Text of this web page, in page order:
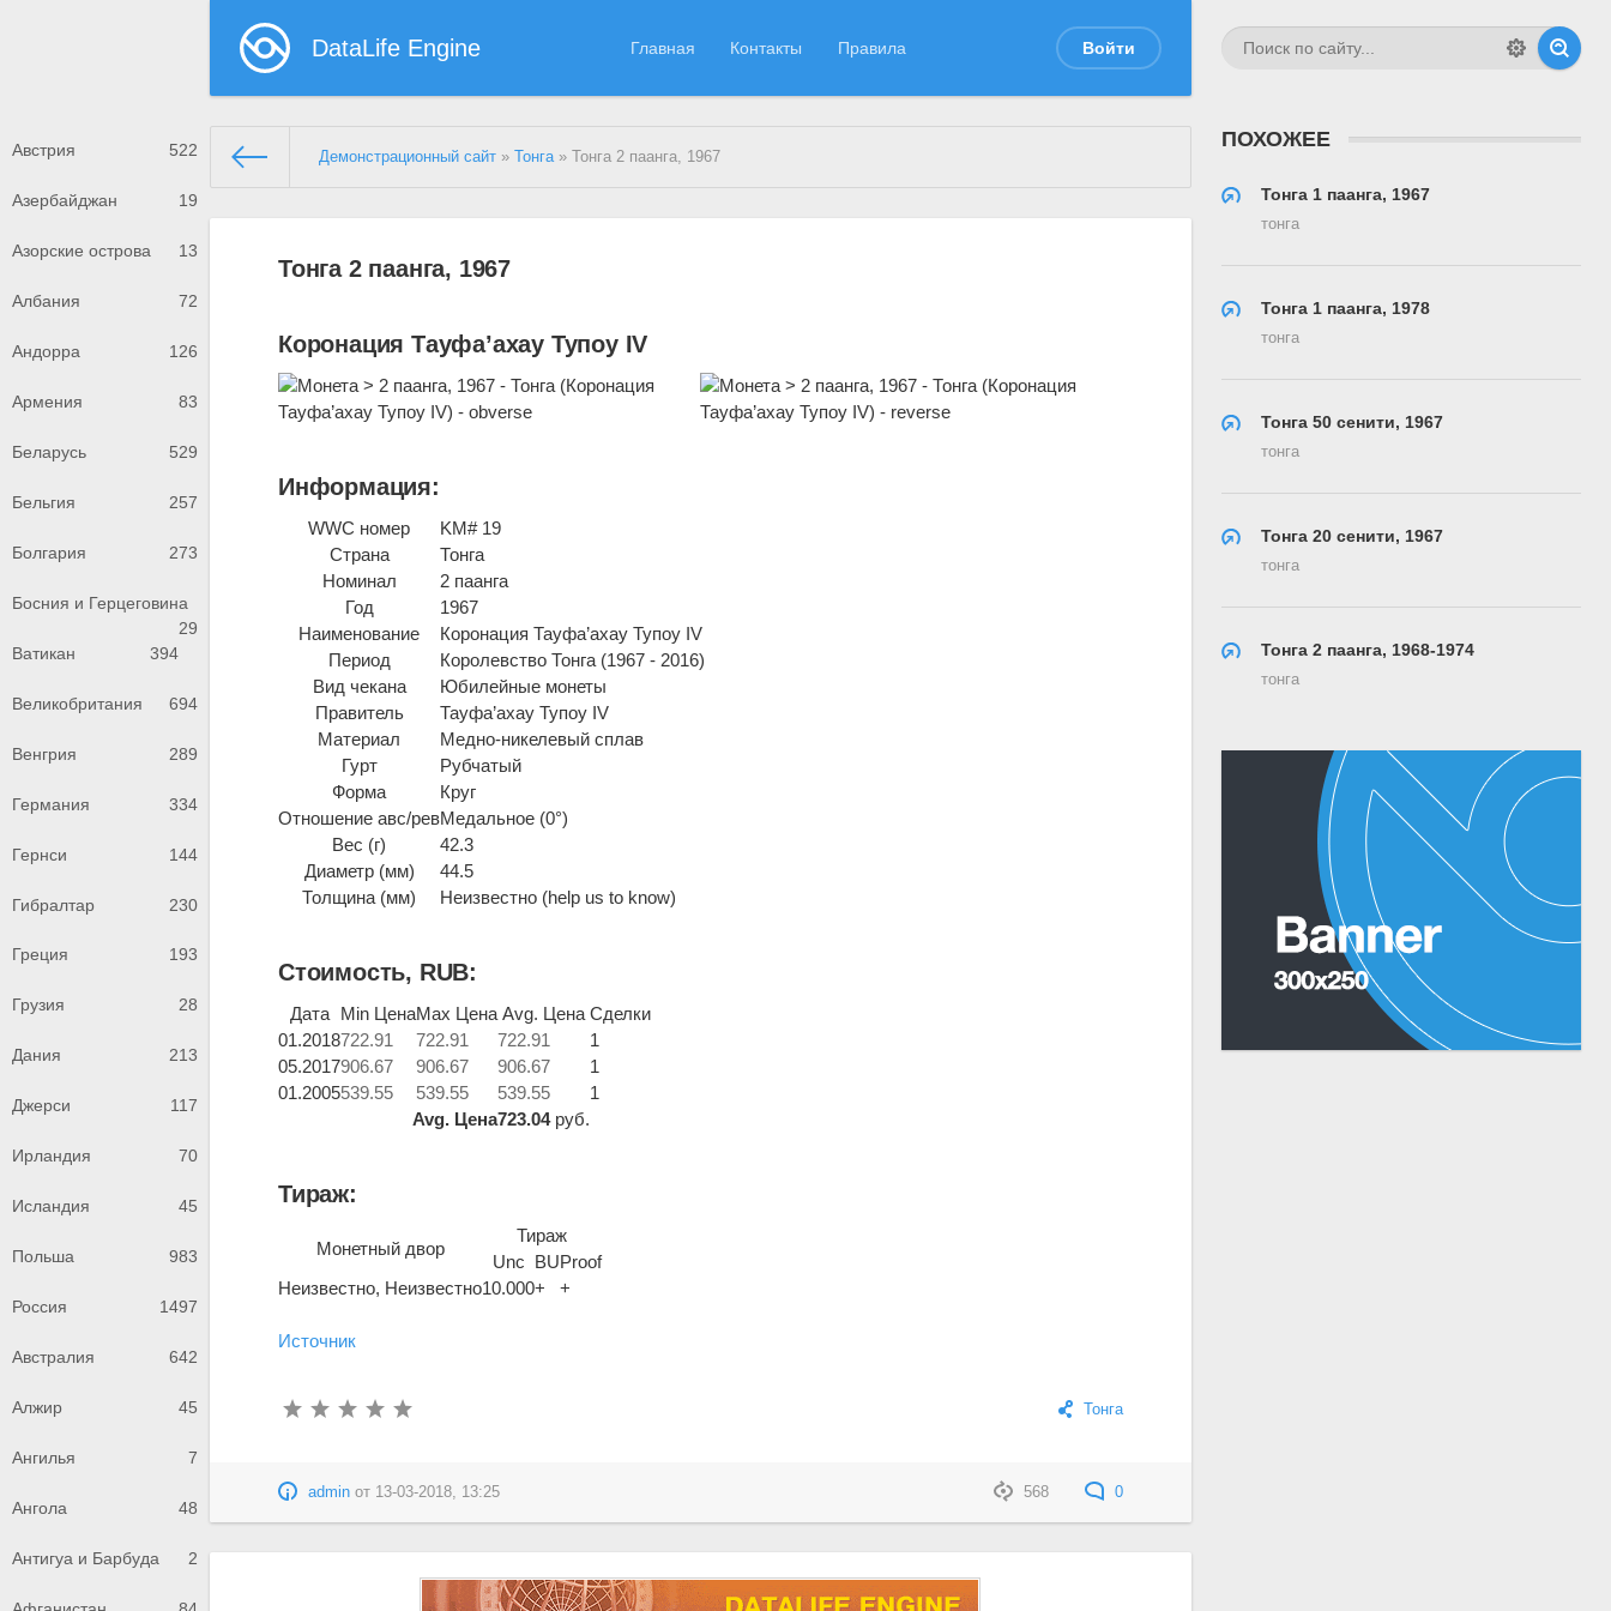
DataLife Engine Главная Контакты Правила Войти
Австрия 522
Азербайджан 19
Азорские острова 13
Албания 72
Андорра 126
Армения 83
Беларусь 529
Бельгия 257
Болгария 273
Босния и Герцеговина
29
Ватикан
394
Великобритания 694
Венгрия 289
Германия 334
Гернси 144
Гибралтар 230
Греция 193
Грузия 28
Дания 213
Джерси 117
Ирландия 70
Исландия 45
Польша 983
Россия 1497
Австралия 642
Алжир 45
Ангилья 7
Ангола 48
Антигуа и Барбуда 2
Демонстрационный сайт » Тонга» Тонга 2 паанга, 1967
Тонга 2 паанга, 1967
Коронация Тауфа’ахау Тупоу IV
Информация:
WWC номер
KM# 19
Страна
Тонга
Номинал
2 паанга
Год
1967
Наименование
Коронация Тауфа’ахау Тупоу IV
Период
Королевство Тонга (1967 - 2016)
Вид чекана
Юбилейные монеты
Правитель
Тауфа’ахау Тупоу IV
Материал
Медно-никелевый сплав
Гурт
Рубчатый
Форма
Круг
Отношение авс/ревМедальное (0°)
Вес (г)
42.3
Диаметр (мм)
44.5
Толщина (мм)
Неизвестно (help us to know)
Стоимость, RUB:
Дата Min ЦенаMax Цена Avg. Цена Сделки
01.2018722.91 722.91 722.91
1
05.2017906.67 906.67 906.67
1
01.2005539.55 539.55 539.55
1
Avg. Цена723.04руб.
Тираж:
Монетный двор
Тираж
Unc BUProof
Неизвестно, Неизвестно10.000+ +
Источник
Тонга
568 0
admin от 13-03-2018, 13:25
ПОХОЖЕЕ
Тонга 1 паанга, 1967
тонга
Тонга 1 паанга, 1978
тонга
Тонга 50 сенити, 1967
тонга
Тонга 20 сенити, 1967
тонга
Тонга 2 паанга, 1968-1974
тонга